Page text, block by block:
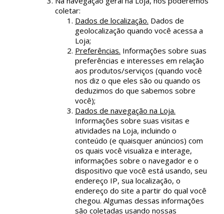
coletar:
Dados de localização. Dados de
geolocalização quando você acessa a
Loja;
Preferências. Informações sobre suas
preferências e interesses em relação
aos produtos/serviços (quando você
nos diz o que eles são ou quando os
deduzimos do que sabemos sobre
você);
Dados de navegação na Loja.
Informações sobre suas visitas e
atividades na Loja, incluindo o
conteúdo (e quaisquer anúncios) com
os quais você visualiza e interage,
informações sobre o navegador e o
dispositivo que você está usando, seu
endereço IP, sua localização, o
endereço do site a partir do qual você
chegou. Algumas dessas informações
são coletadas usando nossas